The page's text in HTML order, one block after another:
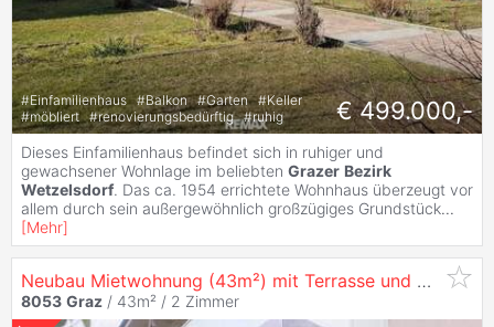
#Einfamilienhaus #Balkon #Garten #Keller
#möbliert #renovierungsbedürftig #ruhig € 499.000,-
Dieses Einfamilienhaus befindet sich in ruhiger und
gewachsener Wohnlage im beliebten Grazer Bezirk
Wetzelsdorf. Das ca. 1954 errichtete Wohnhaus überzeugt vor
allem durch sein außergewöhnlich großzügiges Grundstück...
[Mehr]
Neubau Mietwohnung (43m²) mit Terrasse und Grünbereich in
8053 Graz / 43m² / 2 Zimmer